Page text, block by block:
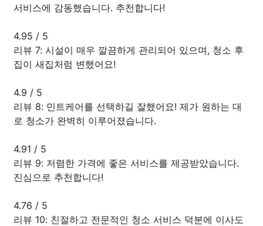
서비스에 감동했습니다. 추천합니다!
4.95 / 5
리뷰 7: 시설이 매우 깔끔하게 관리되어 있으며, 청소 후
집이 새집처럼 변했어요!
4.9 / 5
리뷰 8: 민트케어를 선택하길 잘했어요! 제가 원하는 대
로 청소가 완벽히 이루어졌습니다.
4.91 / 5
리뷰 9: 저렴한 가격에 좋은 서비스를 제공받았습니다.
진심으로 추천합니다!
4.76 / 5
리뷰 10: 친절하고 전문적인 청소 서비스 덕분에 이사도